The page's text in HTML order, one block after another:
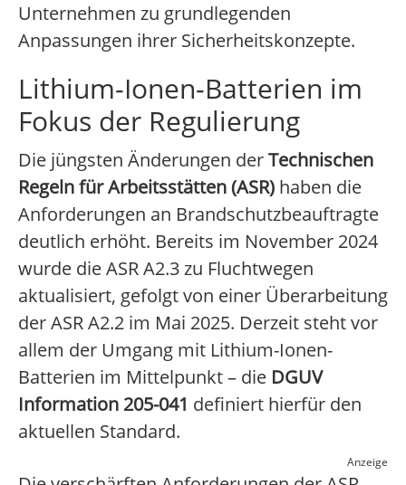
Unternehmen zu grundlegenden
Anpassungen ihrer Sicherheitskonzepte.
Lithium-Ionen-Batterien im
Fokus der Regulierung
Die jüngsten Änderungen derTechnischen
Regeln für Arbeitsstätten (ASR) haben die
Anforderungen an Brandschutzbeauftragte
deutlich erhöht. Bereits im November 2024
wurde die ASR A2.3 zu Fluchtwegen
aktualisiert, gefolgt von einer Überarbeitung
der ASR A2.2 im Mai 2025. Derzeit steht vor
allem der Umgang mit Lithium-Ionen-
Batterien im Mittelpunkt – die DGUV
Information 205-041 definiert hierfür den
aktuellen Standard.
Anzeige